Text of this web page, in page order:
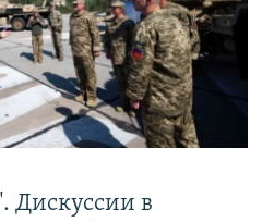
Дискуссии в